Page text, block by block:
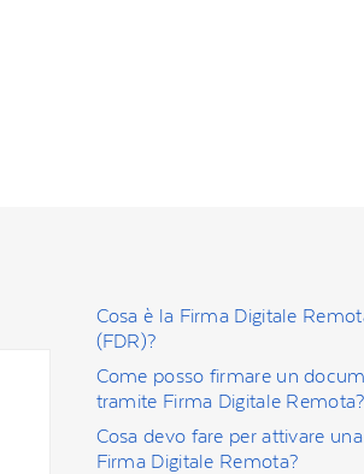
Cosa è la Firma Digitale
(FDR)?
Come posso firmare un
tramite Firma Digitale Remota?
Cosa devo fare per attivare una
Firma Digitale Remota?